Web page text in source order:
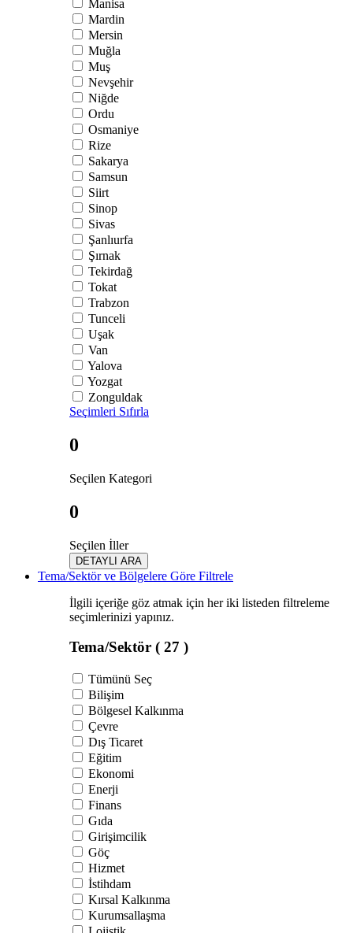
Manisa
Mardin
Mersin
Muğla
Muş
Nevşehir
Niğde
Ordu
Osmaniye
Rize
Sakarya
Samsun
Siirt
Sinop
Sivas
Şanlıurfa
Şırnak
Tekirdağ
Tokat
Trabzon
Tunceli
Uşak
Van
Yalova
Yozgat
Zonguldak
Seçimleri Sıfırla
0
Seçilen Kategori
0
Seçilen İller
DETAYLI ARA
Tema/Sektör ve Bölgelere Göre Filtrele
İlgili içeriğe göz atmak için her iki listeden filtreleme
seçimlerinizi yapınız.
Tema/Sektör ( 27 )
Tümünü Seç
Bilişim
Bölgesel Kalkınma
Çevre
Dış Ticaret
Eğitim
Ekonomi
Enerji
Finans
Gıda
Girişimcilik
Göç
Hizmet
İstihdam
Kırsal Kalkınma
Kurumsallaşma